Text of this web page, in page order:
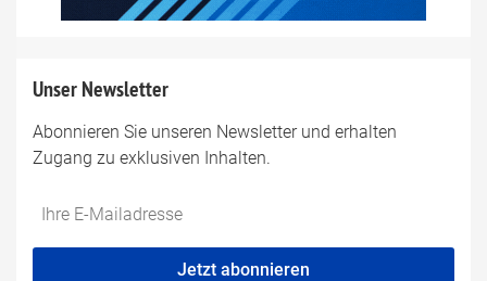
Unser Newsletter
Abonnieren Sie unseren Newsletter und erhalten
Zugang zu exklusiven Inhalten.
Do
fill
*Ihre
Mailadresse:
Jetzt abonnieren